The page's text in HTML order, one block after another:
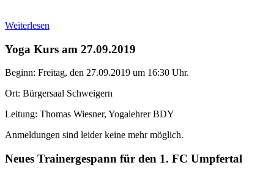
Weiterlesen
Yoga Kurs am 27.09.2019
Beginn: Freitag, den 27.09.2019 um 16:30 Uhr.
Ort: Bürgersaal Schweigern
Leitung: Thomas Wiesner, Yogalehrer BDY
Anmeldungen sind leider keine mehr möglich.
Neues Trainergespann für den 1. FC Umpfertal